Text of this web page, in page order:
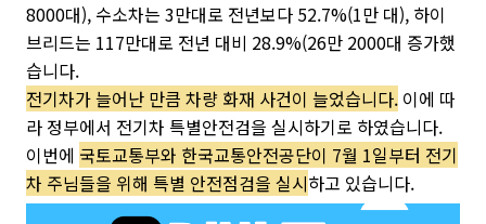
8000대), 수소차는 3만대로 전년보다 52.7%(1만 대), 하이
브리드는 117만대로 전년 대비 28.9%(26만 2000대 증가했
습니다.
전기차가 늘어난 만큼 차량 화재 사건이 늘었습니다. 이에 따
라 정부에서 전기차 특별안전검을 실시하기로 하였습니다.
이번에 국토교통부와 한국교통안전공단이 7월 1일부터 전기
차 주님들을 위해 특별 안전점검을 실시하고 있습니다.